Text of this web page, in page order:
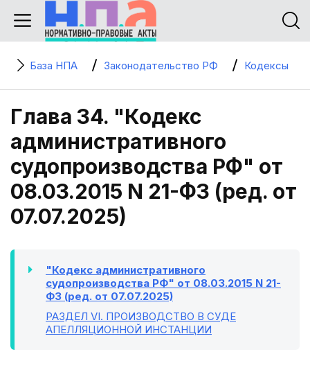
База НПА Законодательство РФ Кодексы
Глава 34. "Кодекс
административного
судопроизводства РФ" от
08.03.2015 N 21-ФЗ (ред. от
07.07.2025)
"Кодекс административного
судопроизводства РФ" от 08.03.2015 N 21-
ФЗ (ред. от 07.07.2025)
РАЗДЕЛ VI. ПРОИЗВОДСТВО В СУДЕ
АПЕЛЛЯЦИОННОЙ ИНСТАНЦИИ